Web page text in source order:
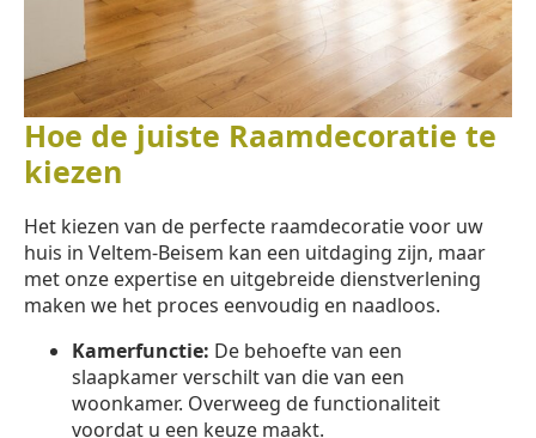
Hoe de juiste Raamdecoratie te
kiezen
Het kiezen van de perfecte raamdecoratie voor uw
huis in Veltem-Beisem kan een uitdaging zijn, maar
met onze expertise en uitgebreide dienstverlening
maken we het proces eenvoudig en naadloos.
Kamerfunctie: De behoefte van een
slaapkamer verschilt van die van een
woonkamer. Overweeg de functionaliteit
voordat u een keuze maakt.